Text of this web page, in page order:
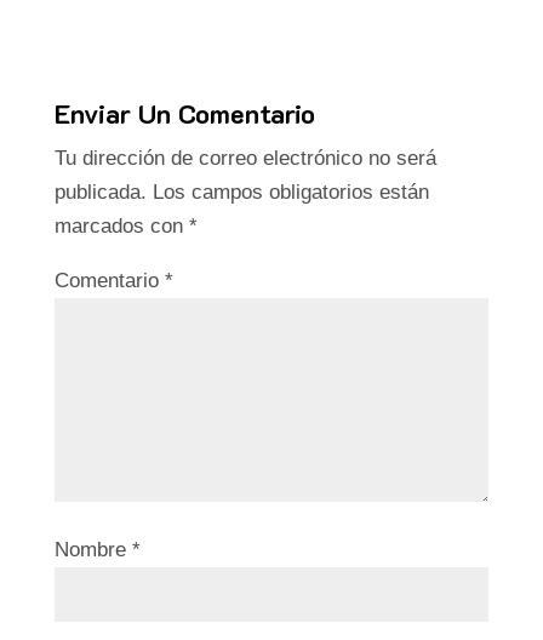
Enviar Un Comentario
Tu dirección de correo electrónico no será
publicada. Los campos obligatorios están
marcados con *
Comentario *
Nombre *